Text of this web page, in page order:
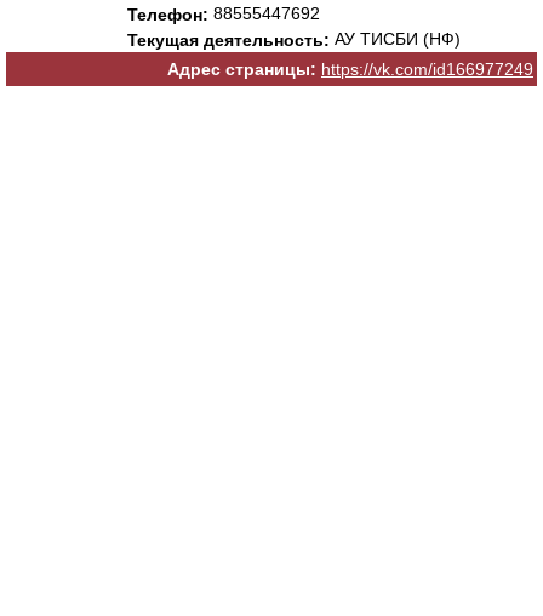
Телефон: 88555447692
Текущая деятельность: АУ ТИСБИ (НФ)
Адрес страницы: https://vk.com/id166977249